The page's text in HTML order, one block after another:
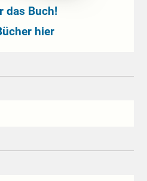
das Buch!
hier